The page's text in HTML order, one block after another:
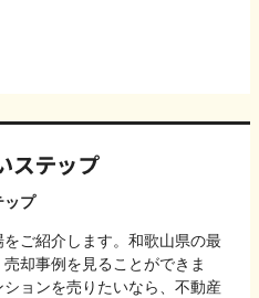
ップ
ご紹介します。和歌山県の最
却事例を見ることができま
ョンを売りたいなら、不動産